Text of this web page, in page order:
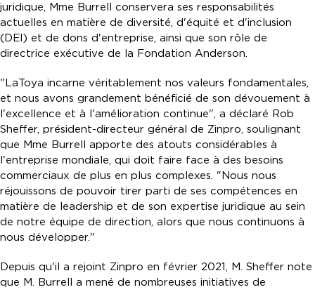
juridique, Mme Burrell conservera ses responsabilités
actuelles en matière de diversité, d'équité et d'inclusion
(DEI) et de dons d'entreprise, ainsi que son rôle de
directrice exécutive de la Fondation Anderson.
"LaToya incarne véritablement nos valeurs fondamentales,
et nous avons grandement bénéficié de son dévouement à
l'excellence et à l'amélioration continue", a déclaré Rob
Sheffer, président-directeur général de Zinpro, soulignant
que Mme Burrell apporte des atouts considérables à
l'entreprise mondiale, qui doit faire face à des besoins
commerciaux de plus en plus complexes. "Nous nous
réjouissons de pouvoir tirer parti de ses compétences en
matière de leadership et de son expertise juridique au sein
de notre équipe de direction, alors que nous continuons à
nous développer."
Depuis qu'il a rejoint Zinpro en février 2021, M. Sheffer note
que M. Burrell a mené de nombreuses initiatives de